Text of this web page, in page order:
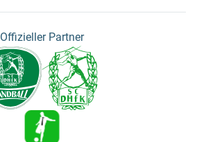
Offizieller Partner